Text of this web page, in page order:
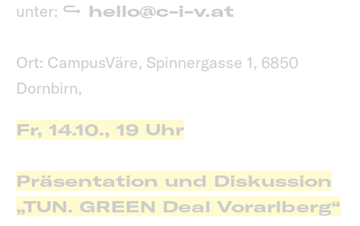
unter:
hello@c-i-v.at
Ort: CampusVäre, Spinnergasse 1, 6850
Dornbirn,
Fr, 14.10., 19 Uhr
Präsentation und Diskussion
„TUN. GREEN Deal Vorarlberg“